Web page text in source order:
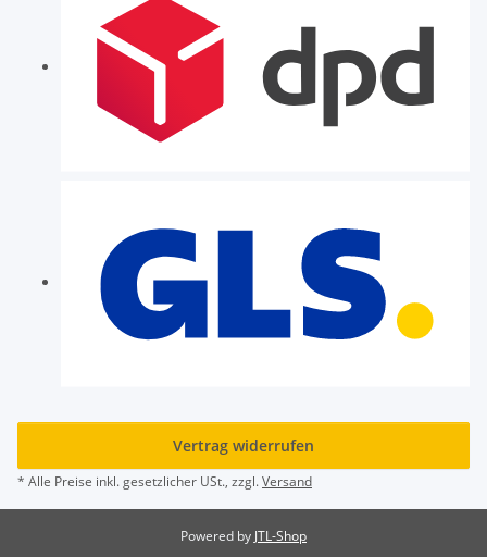
Vertrag widerrufen
* Alle Preise inkl. gesetzlicher USt., zzgl.Versand
Powered by JTL-Shop